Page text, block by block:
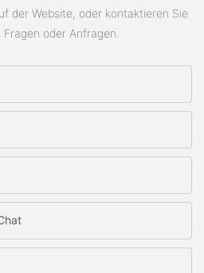
der Website, oder kontaktieren Sie
oder Anfragen.